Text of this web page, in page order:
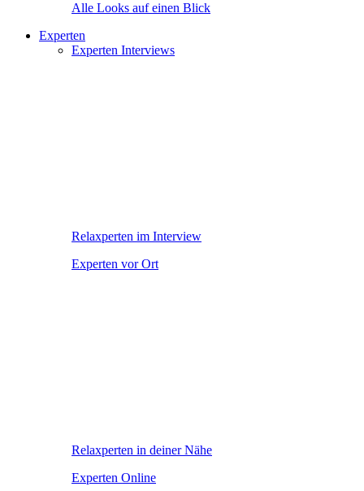
Alle Looks auf einen Blick
Experten
Experten Interviews
Relaxperten im Interview
Experten vor Ort
Relaxperten in deiner Nähe
Experten Online